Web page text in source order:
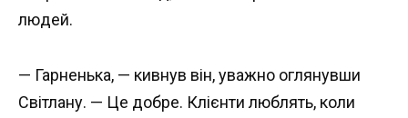
людей.
— Гарненька, — кивнув він, уважно оглянувши
Світлану. — Це добре. Клієнти люблять, коли